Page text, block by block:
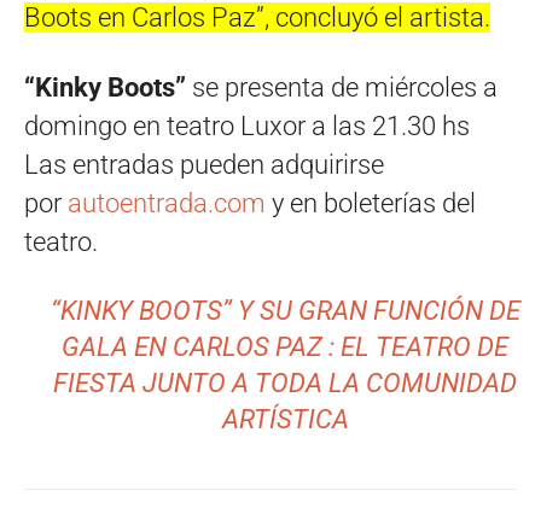
Boots en Carlos Paz”, concluyó el artista.
“Kinky Boots” se presenta de miércoles a
domingo en teatro Luxor a las 21.30 hs
Las entradas pueden adquirirse
por autoentrada.com y en boleterías del
teatro.
“KINKY BOOTS” Y SU GRAN FUNCIÓN DE
GALA EN CARLOS PAZ : EL TEATRO DE
FIESTA JUNTO A TODA LA COMUNIDAD
ARTÍSTICA